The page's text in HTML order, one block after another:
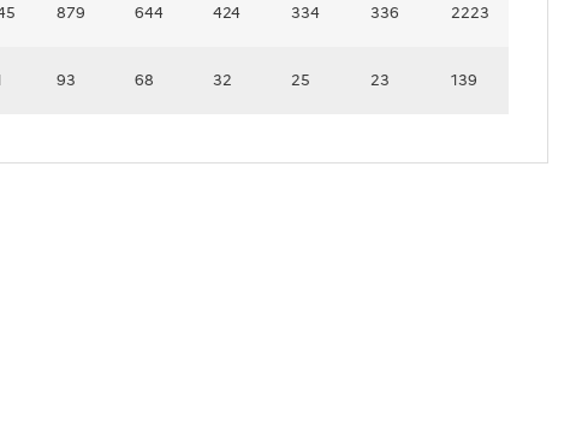
879 644 424 334 336 2223
93 68 32 25 23 139